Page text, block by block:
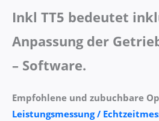
Inkl TT5 bedeutet
Anpassung der
– Software.
Empfohlene und zubuchbare
Leistungsmessung /